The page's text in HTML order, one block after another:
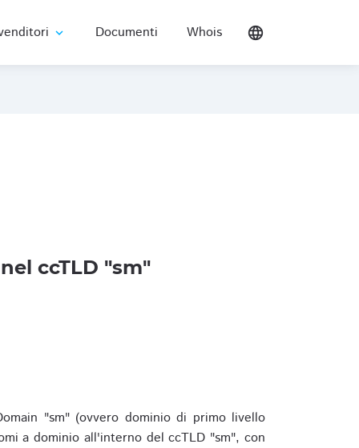
expand_more Documenti Whois language
ccTLD "sm"
"sm" (ovvero dominio di primo livello
a dominio all'interno del ccTLD "sm", con